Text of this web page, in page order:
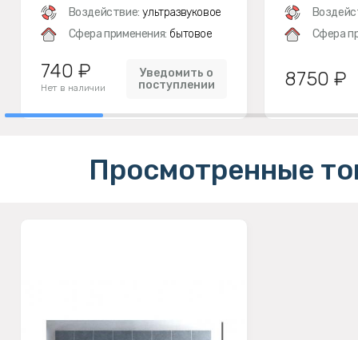
Воздействие: ультразвуковое
Сфера применения: бытовое
740 ₽
Нет в наличии
Уведомить о
поступлении
Сфера
8750 ₽
Просмотренные